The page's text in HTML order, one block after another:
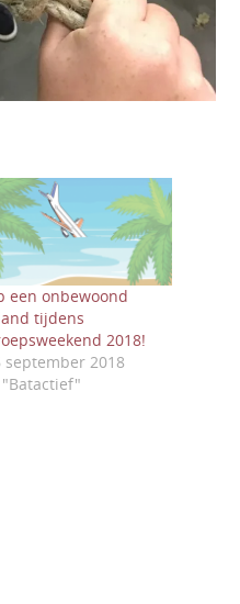
een onbewoond
tijdens
2018!
september 2018